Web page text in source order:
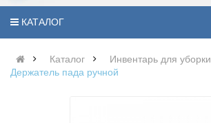
КАТАЛОГ
Каталог
Инвентарь для уборки
Держатель пада ручной